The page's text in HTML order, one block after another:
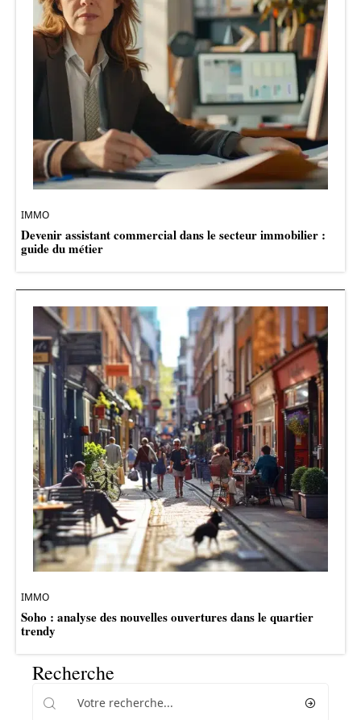
IMMO
Devenir assistant commercial dans le secteur immobilier :
guide du métier
IMMO
Soho : analyse des nouvelles ouvertures dans le quartier
trendy
Recherche